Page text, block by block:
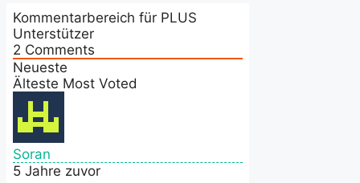
Kommentarbereich für PLUS
Unterstützer
2 Comments
Neueste
Älteste Most Voted
Soran
5 Jahre zuvor